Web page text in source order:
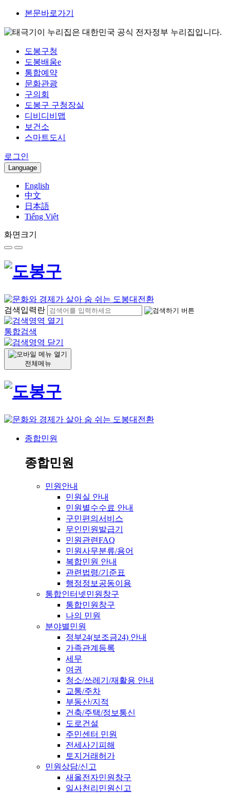
본문바로가기
이 누리집은 대한민국 공식 전자정부 누리집입니다.
도봉구청
도봉배움e
통합예약
문화관광
구의회
도봉구 구청장실
디비디비맵
보건소
스마트도시
로그인
Language
English
中文
日本語
Tiếng Việt
화면크기
검색입력란
통합검색
전체메뉴
종합민원
종합민원
민원안내
민원실 안내
민원별수수료 안내
구민편의서비스
무인민원발급기
민원관련FAQ
민원사무분류/용어
복합민원 안내
관련법령/기준표
행정정보공동이용
통합인터넷민원창구
통합민원창구
나의 민원
분야별민원
정부24(보조금24) 안내
가족관계등록
세무
여권
청소/쓰레기/재활용 안내
교통/주차
부동산/지적
건축/주택/정보통신
도로건설
주민센터 민원
전세사기피해
토지거래허가
민원상담/신고
새올전자민원창구
일사천리민원신고